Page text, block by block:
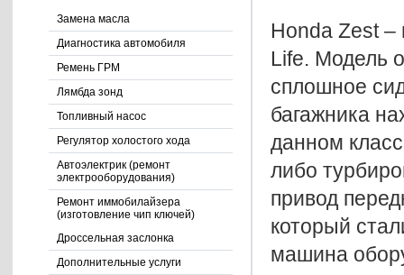
Замена масла
Диагностика автомобиля
Ремень ГРМ
Лямбда зонд
Топливный насос
Регулятор холостого хода
Автоэлектрик (ремонт
электрооборудования)
Ремонт иммобилайзера
(изготовление чип ключей)
Дроссельная заслонка
Дополнительные услуги
Honda Zest
Life. Модель
сплошное
багажника
данном
либо
привод
который
машина